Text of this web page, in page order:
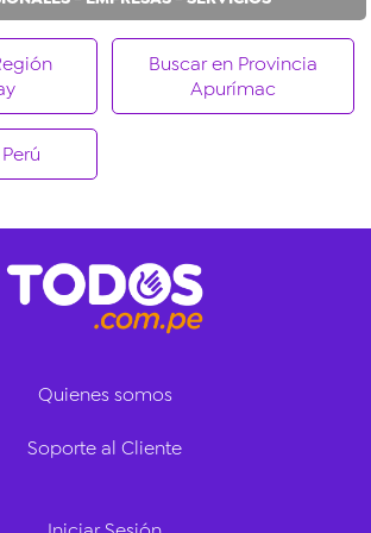
Buscar en Provincia
Apurímac
Quienes somos
Soporte al Cliente